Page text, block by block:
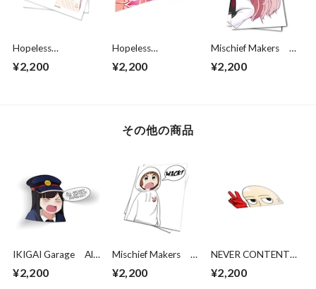
Hopeless
DEFCON CHIKA
¥2,200
Hopeless
KAGUYA IS
¥2,200
Mischief Makers チ
¥2,200
その他の商品
IKIGAI Garage All
Express Kisscut
¥2,200
Mischief Makers
¥2,200
NEVER CONTENT
¥2,200